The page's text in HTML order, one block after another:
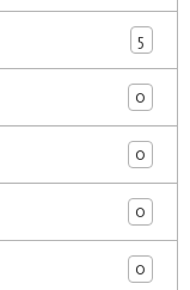
5
0
0
0
0